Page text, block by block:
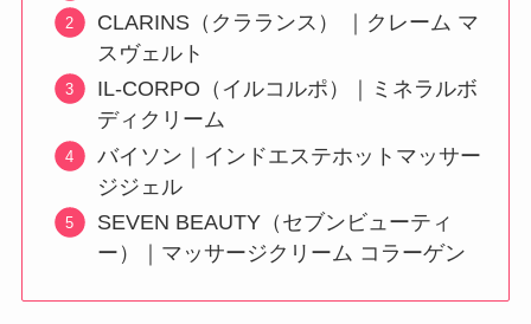
CLARINS（クラランス） ｜クレーム マ
スヴェルト
IL-CORPO（イルコルポ）｜ミネラルボ
ディクリーム
バイソン｜インドエステホットマッサー
ジジェル
SEVEN BEAUTY（セブンビューティ
ー）｜マッサージクリーム コラーゲン